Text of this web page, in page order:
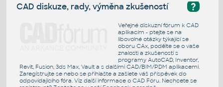
?
CAD diskuze, rady, výměna zkušeností
Veřejné diskuzní fórum k CAD
aplikacím - ptejte se na
libovolné otázky týkající se
oboru CAx, podělte se o vaše
znalosti a zkušenosti s
programy AutoCAD, Inventor,
Revit, Fusion, 3ds Max, Vault a s dalšími CAD/BIM/PDM aplikacemi.
Zaregistrujte se nebo se přihlašte a zašlete váš příspěvek do
odpovídajícího fóra. Viz další informace o CAD Fóru. Nechcete se